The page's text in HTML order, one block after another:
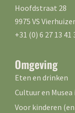
Hoofdstraat 28
9975 VS
+31 (0) 6 27 13 41
Omgeving
Eten en drinken
Cultuur en
Voor kinderen